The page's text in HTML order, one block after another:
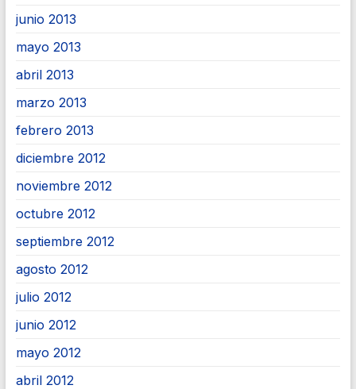
junio 2013
mayo 2013
abril 2013
marzo 2013
febrero 2013
diciembre 2012
noviembre 2012
octubre 2012
septiembre 2012
agosto 2012
julio 2012
junio 2012
mayo 2012
abril 2012